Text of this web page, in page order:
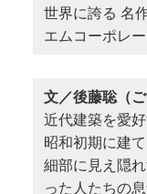
世界に誇る 名
エムコーポレ
文／後藤聡（ご
近代建築を愛
昭和初期に建
細部に見え隠
った人たちの